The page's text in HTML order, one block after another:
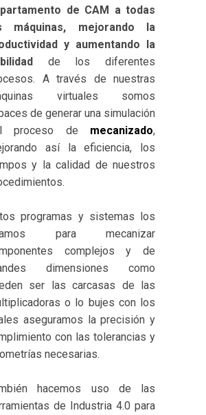
de CAM a todas
máquinas, mejorando la
y aumentando la
de los diferentes
A través de nuestras
virtuales somos
de generar una simulación
proceso de mecanizado,
así la eficiencia, los
y la calidad de nuestros
programas y sistemas los
para mecanizar
complejos y de
dimensiones como
ser las carcasas de las
o lo bujes con los
aseguramos la precisión y
con las tolerancias y
necesarias.
hacemos uso de las
de Industria 4.0 para